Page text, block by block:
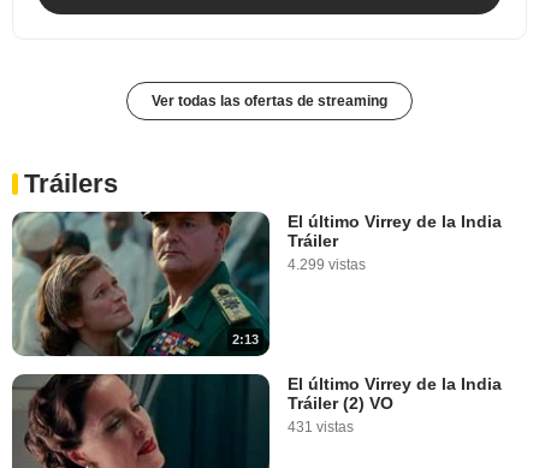
Ver todas las ofertas de streaming
Tráilers
2:13
El último Virrey de la India
Tráiler
4.299 vistas
El último Virrey de la India
Tráiler (2) VO
431 vistas